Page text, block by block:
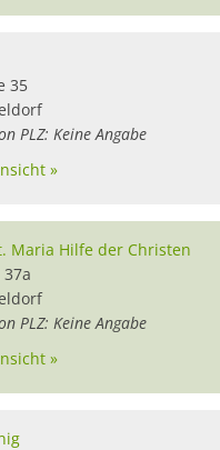
35
PLZ: Keine Angabe
»
Maria Hilfe der Christen
PLZ: Keine Angabe
»